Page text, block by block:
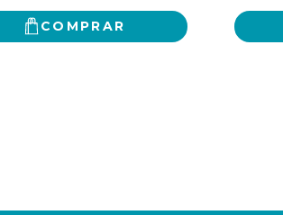
COMPRAR